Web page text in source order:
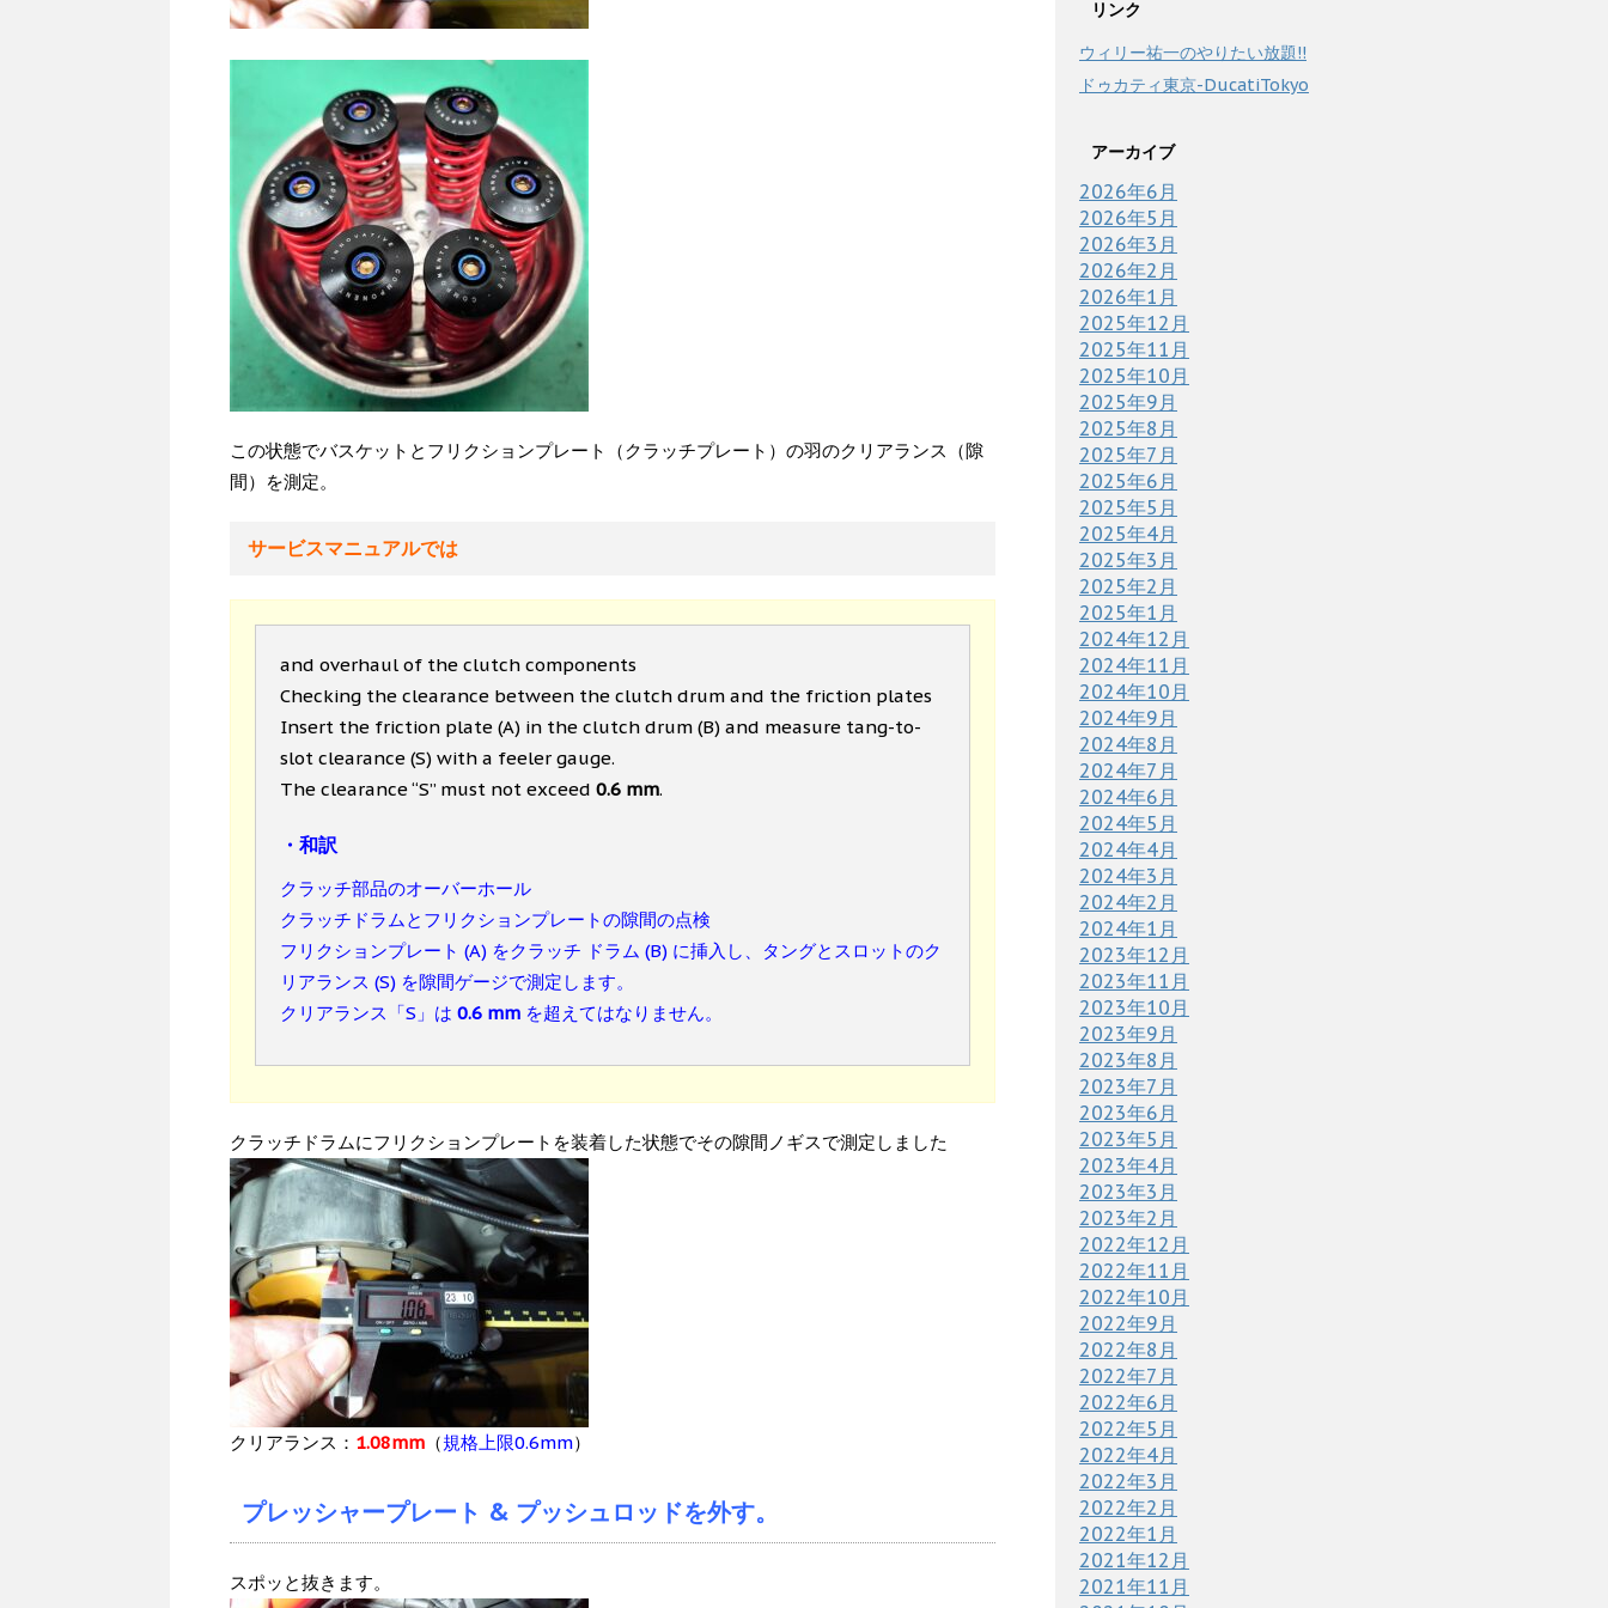
この状態でバスケットとフリクションプレート（クラッチプレート）の羽のクリアランス（隙
間）を測定。
サービスマニュアルでは
and overhaul of the clutch components
Checking the clearance between the clutch drum and the friction plates
Insert the friction plate (A) in the clutch drum (B) and measure tang-to-
slot clearance (S) with a feeler gauge.
The clearance “S” must not exceed 0.6 mm.
・和訳
クラッチ部品のオーバーホール
クラッチドラムとフリクションプレートの隙間の点検
フリクションプレート (A) をクラッチ ドラム (B) に挿入し、タングとスロットのク
リアランス (S) を隙間ゲージで測定します。
クリアランス「S」は 0.6 mm を超えてはなりません。
クラッチドラムにフリクションプレートを装着した状態でその隙間ノギスで測定しました
クリアランス： 1.08mm （規格上限0.6mm）
プレッシャープレート & プッシュロッドを外す。
スポッと抜きます。
リンク
ウィリー祐一のやりたい放題!!
ドゥカティ東京-DucatiTokyo
アーカイブ
2026年6月
2026年5月
2026年3月
2026年2月
2026年1月
2025年12月
2025年11月
2025年10月
2025年9月
2025年8月
2025年7月
2025年6月
2025年5月
2025年4月
2025年3月
2025年2月
2025年1月
2024年12月
2024年11月
2024年10月
2024年9月
2024年8月
2024年7月
2024年6月
2024年5月
2024年4月
2024年3月
2024年2月
2024年1月
2023年12月
2023年11月
2023年10月
2023年9月
2023年8月
2023年7月
2023年6月
2023年5月
2023年4月
2023年3月
2023年2月
2022年12月
2022年11月
2022年10月
2022年9月
2022年8月
2022年7月
2022年6月
2022年5月
2022年4月
2022年3月
2022年2月
2022年1月
2021年12月
2021年11月